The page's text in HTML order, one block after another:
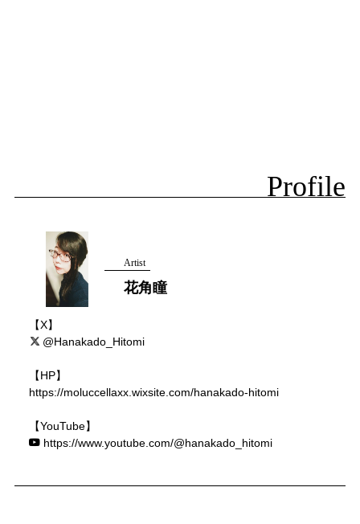
Profile
Artist
花角瞳
【X】
@Hanakado_Hitomi
【HP】
https://moluccellaxx.wixsite.com/hanakado-hitomi
【YouTube】
https://www.youtube.com/@hanakado_hitomi